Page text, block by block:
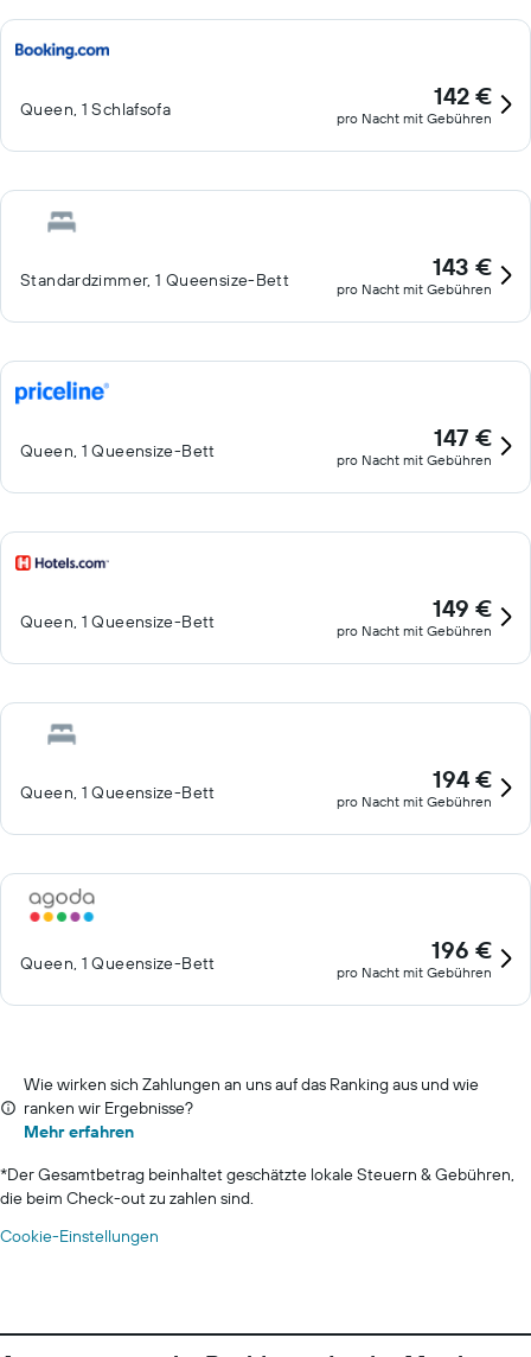
Queen, 1 Schlafsofa 142 €
pro Nacht mit Gebühren
Standardzimmer, 1 Queensize-Bett 143 €
pro Nacht mit Gebühren
Queen, 1 Queensize-Bett 147 €
pro Nacht mit Gebühren
Queen, 1 Queensize-Bett 149 €
pro Nacht mit Gebühren
Queen, 1 Queensize-Bett 194 €
pro Nacht mit Gebühren
Queen, 1 Queensize-Bett 196 €
pro Nacht mit Gebühren
Wie wirken sich Zahlungen an uns auf das Ranking aus und wie
ranken wir Ergebnisse?
Mehr erfahren
*Der Gesamtbetrag beinhaltet geschätzte lokale Steuern & Gebühren,
die beim Check-out zu zahlen sind.
Cookie-Einstellungen